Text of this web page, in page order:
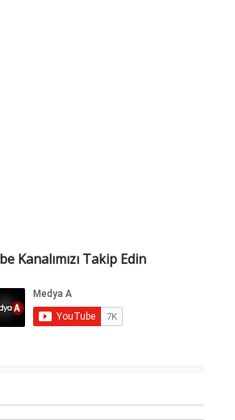
Kanalımızı Takip Edin